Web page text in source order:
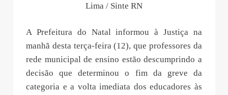
Lima / Sinte RN
A Prefeitura do Natal informou à Justiça na
manhã desta terça-feira (12), que professores da
rede municipal de ensino estão descumprindo a
decisão que determinou o fim da greve da
categoria e a volta imediata dos educadores às